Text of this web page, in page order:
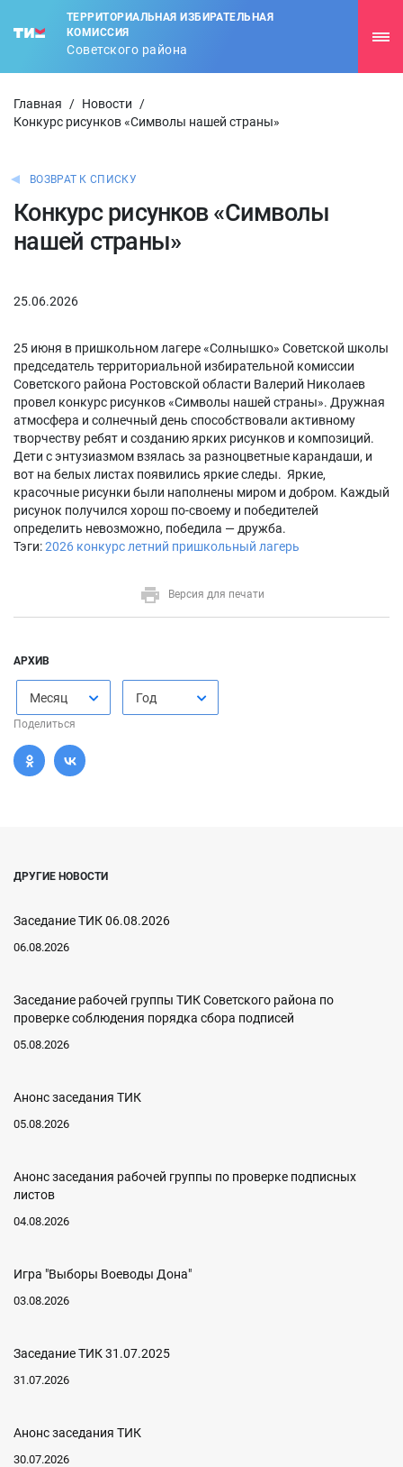
ТЕРРИТОРИАЛЬНАЯ ИЗБИРАТЕЛЬНАЯ
КОМИССИЯ
Советского района
Главная / Новости
/
Конкурс рисунков «Символы нашей страны»
ВОЗВРАТ К СПИСКУ
Конкурс рисунков «Символы
нашей страны»
25.06.2026
25 июня в пришкольном лагере «Солнышко» Советской школы
председатель территориальной избирательной комиссии
Советского района Ростовской области Валерий Николаев
провел конкурс рисунков «Символы нашей страны». Дружная
атмосфера и солнечный день способствовали активному
творчеству ребят и созданию ярких рисунков и композиций.
Дети с энтузиазмом взялась за разноцветные карандаши, и
вот на белых листах появились яркие следы. Яркие,
красочные рисунки были наполнены миром и добром. Каждый
рисунок получился хорош по-своему и победителей
определить невозможно, победила — дружба.
Тэги:2026 конкурс летний пришкольный лагерь
Версия для печати
АРХИВ
Месяц Год
Поделиться
ДРУГИЕ НОВОСТИ
Заседание ТИК 06.08.2026
06.08.2026
Заседание рабочей группы ТИК Советского района по
проверке соблюдения порядка сбора подписей
05.08.2026
Анонс заседания ТИК
05.08.2026
Анонс заседания рабочей группы по проверке подписных
листов
04.08.2026
Игра "Выборы Воеводы Дона"
03.08.2026
Заседание ТИК 31.07.2025
31.07.2026
Анонс заседания ТИК
30.07.2026